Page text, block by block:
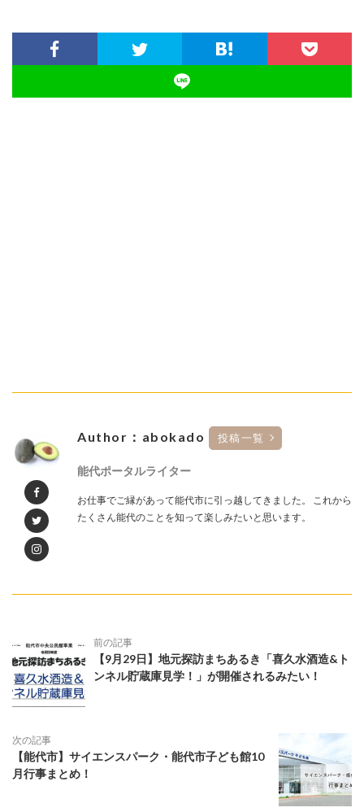
Author：abokado 投稿一覧
能代ポータルライター
お仕事でご縁があって能代市に引っ越してきました。 これから
たくさん能代のことを知って楽しみたいと思います。
前の記事
【9月29日】地元探訪まちあるき「喜久水酒造&ト
ンネル貯蔵庫見学！」が開催されるみたい！
次の記事
【能代市】サイエンスパーク・能代市子ども館10
月行事まとめ！